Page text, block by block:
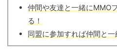
仲間や友達と一緒にMMO
る！
同盟に参加すれば仲間と一